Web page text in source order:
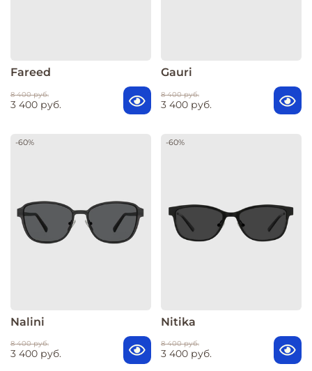
Fareed
8 400 руб.
3 400 руб.
Gauri
8 400 руб.
3 400 руб.
-60%
Nalini
8 400 руб.
3 400 руб.
-60%
Nitika
8 400 руб.
3 400 руб.